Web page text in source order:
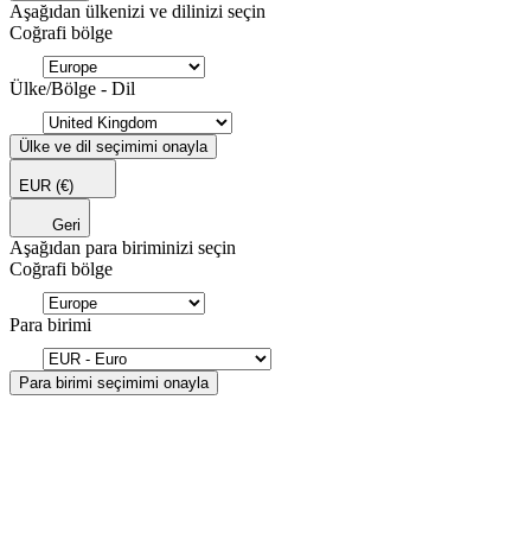
Aşağıdan ülkenizi ve dilinizi seçin
Coğrafi bölge
Ülke/Bölge - Dil
Ülke ve dil seçimimi onayla
EUR (€)
Geri
Aşağıdan para biriminizi seçin
Coğrafi bölge
Para birimi
Para birimi seçimimi onayla